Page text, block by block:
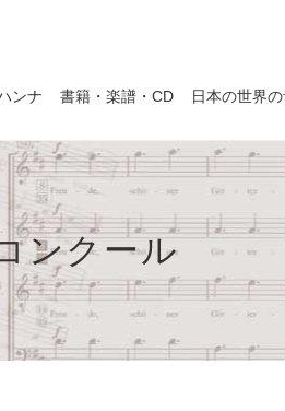
ンナ 書籍・楽譜・CD 日本の世界
コンクール